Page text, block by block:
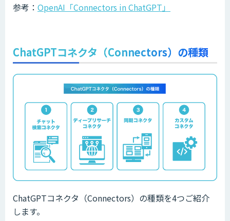
参考： OpenAI「Connectors in ChatGPT」
ChatGPTコネクタ（Connectors）の種類
ChatGPTコネクタ（Connectors）の種類を4つご紹介
します。